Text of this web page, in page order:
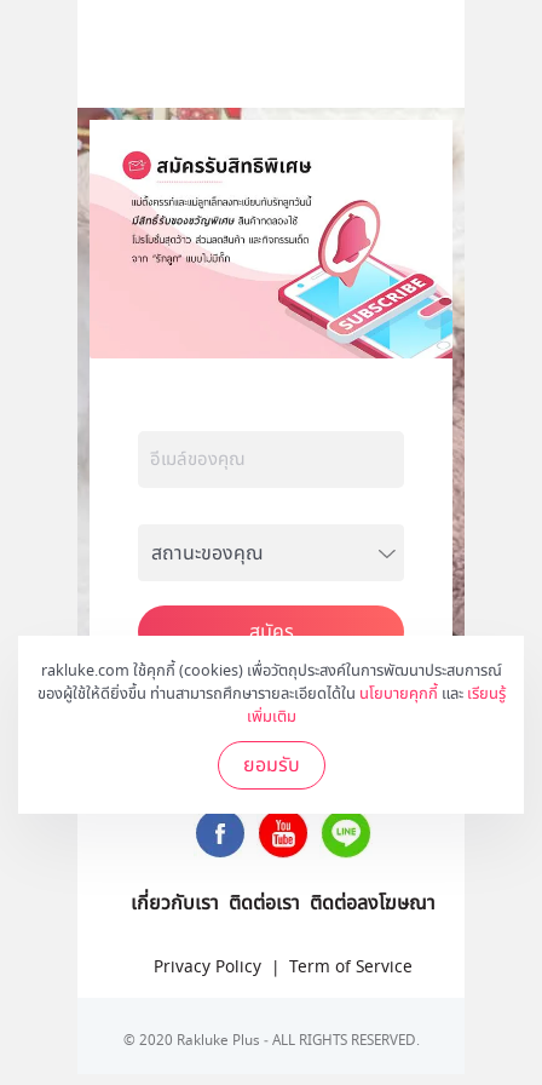
rakluke.com ใช้คุกกี้ (cookies) เพื่อวัตถุประสงค์ในการพัฒนาประสบการณ์
ของผู้ใช้ให้ดียิ่งขึ้น ท่านสามารถศึกษารายละเอียดได้ใน นโยบายคุกกี้ และ เรียนรู้
เพิ่มเติม
ยอมรับ
สมัคร
ติดตามเราได้ที่
เกี่ยวกับเรา ติดต่อเรา ติดต่อลงโฆษณา
Privacy Policy | Term of Service
© 2020 Rakluke Plus - ALL RIGHTS RESERVED.